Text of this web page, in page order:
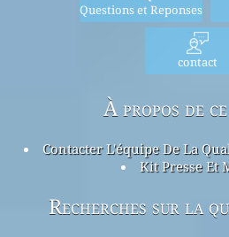
Questions et Reponses
contact
À propos de
Contacter L'équipe De La
Kit Presse Et
Recherches sur la